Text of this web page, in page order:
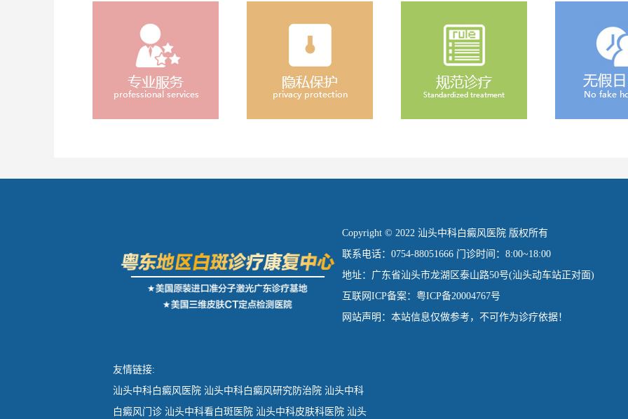
Copyright © 2022 汕头中科白癜风医院 版权所有
联系电话：0754-88051666 门诊时间：8:00~18:00
地址：广东省汕头市龙湖区泰山路50号(汕头动车站正对面)
互联网ICP备案：粤ICP备20004767号
网站声明：本站信息仅做参考，不可作为诊疗依据！
友情链接:
汕头中科白癜风医院 汕头中科白癜风研究防治院 汕头中科
白癜风门诊 汕头中科看白斑医院 汕头中科皮肤科医院 汕头